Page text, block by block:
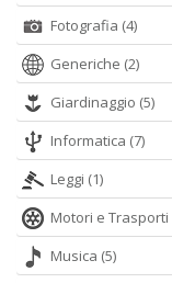
Fotografia (4)
Generiche (2)
Giardinaggio (5)
Informatica (7)
Leggi (1)
Motori e Trasporti
Musica (5)